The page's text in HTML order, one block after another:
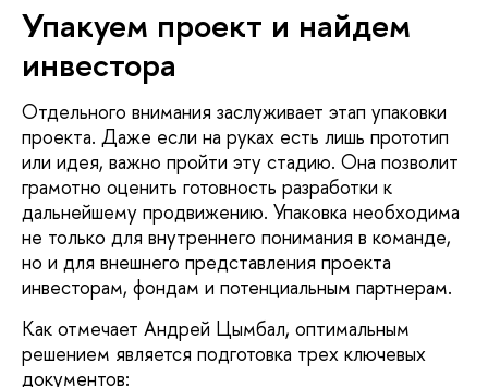
Упакуем проект и найдем
инвестора
Отдельного внимания заслуживает этап упаковки
проекта. Даже если на руках есть лишь прототип
или идея, важно пройти эту стадию. Она позволит
грамотно оценить готовность разработки к
дальнейшему продвижению. Упаковка необходима
не только для внутреннего понимания в команде,
но и для внешнего представления проекта
инвесторам, фондам и потенциальным партнерам.
Как отмечает Андрей Цымбал, оптимальным
решением является подготовка трех ключевых
документов: